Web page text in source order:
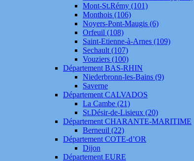
Mont-St.Rémy (101)
Monthois (106)
Noyers-Pont-Maugis (6)
Orfeuil (108)
Saint-Etienne-à-Arnes (109)
Sechault (107)
Vouziers (100)
Département BAS-RHIN
Niederbronn-les-Bains (9)
Saverne
Département CALVADOS
La Cambe (21)
St.Désir-de-Lisieux (20)
Département CHARANTE-MARITIME
Berneuil (22)
Département COTE-d’OR
Dijon
Département EURE